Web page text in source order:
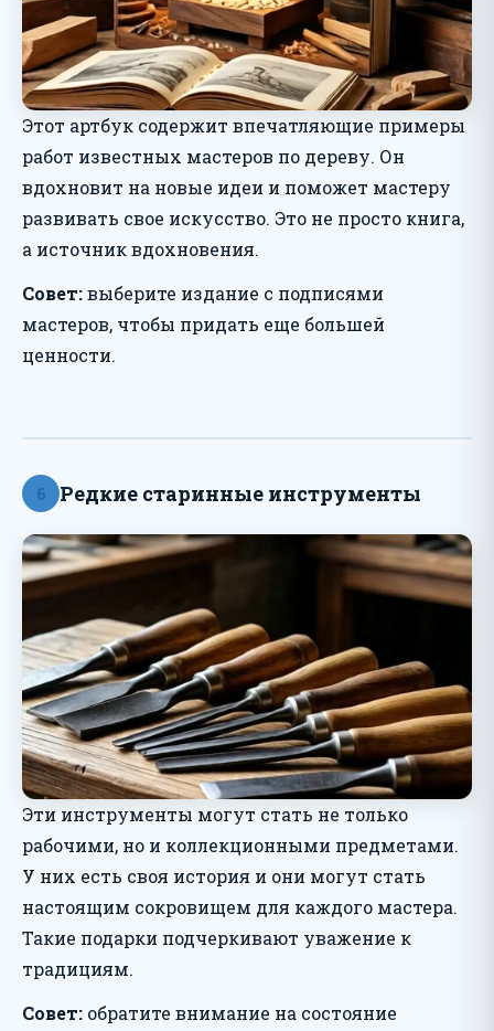
Этот артбук содержит впечатляющие примеры
работ известных мастеров по дереву. Он
вдохновит на новые идеи и поможет мастеру
развивать свое искусство. Это не просто книга,
а источник вдохновения.
Совет:выберите издание с подписями
мастеров, чтобы придать еще большей
ценности.
6 Редкие старинные инструменты
Эти инструменты могут стать не только
рабочими, но и коллекционными предметами.
У них есть своя история и они могут стать
настоящим сокровищем для каждого мастера.
Такие подарки подчеркивают уважение к
традициям.
Совет: обратите внимание на состояние